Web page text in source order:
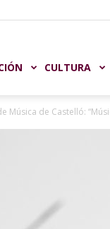
CULTURA
de Castelló: